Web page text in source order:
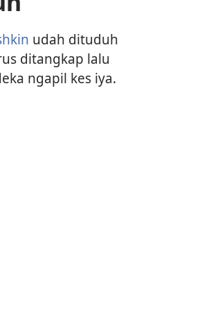
udah dituduh
ditangkap lalu
ngapil kes iya.